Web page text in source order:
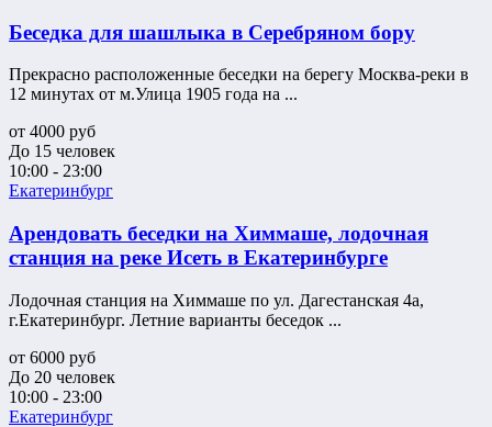
Беседка для шашлыка в Серебряном бору
Прекрасно расположенные беседки на берегу Москва-реки в
12 минутах от м.Улица 1905 года на ...
от 4000 руб
До 15 человек
10:00 - 23:00
Екатеринбург
Арендовать беседки на Химмаше, лодочная
станция на реке Исеть в Екатеринбурге
Лодочная станция на Химмаше по ул. Дагестанская 4а,
г.Екатеринбург. Летние варианты беседок ...
от 6000 руб
До 20 человек
10:00 - 23:00
Екатеринбург